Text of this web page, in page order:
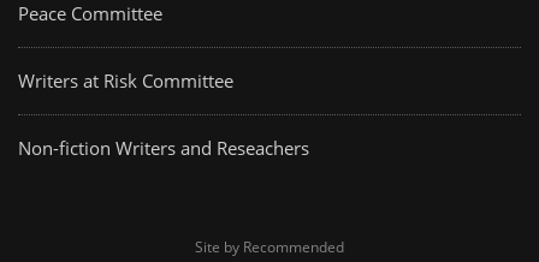
Peace Committee
Writers at Risk Committee
Non-fiction Writers and Reseachers
Site by Recommended